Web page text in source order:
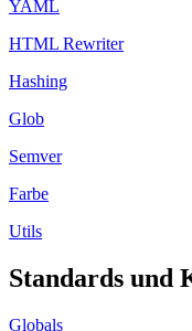
YAML
HTML Rewriter
Hashing
Glob
Semver
Farbe
Utils
Standards und
Globals